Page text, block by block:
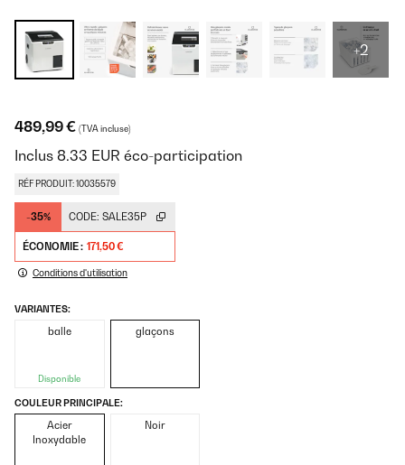
+2
489,99 € (TVA incluse)
Inclus 8.33 EUR éco-participation
RÉF PRODUIT: 10035579
-35% CODE: SALE35P
ÉCONOMIE : 171,50 €
Conditions d'utilisation
VARIANTES:
balle
Disponible
glaçons
COULEUR PRINCIPALE:
Acier
Inoxydable
Noir